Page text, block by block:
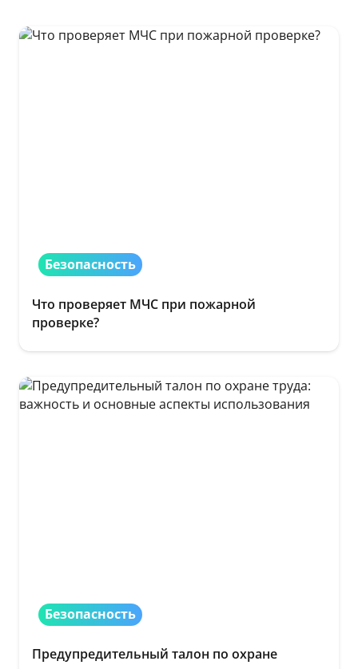
Безопасность
Что проверяет МЧС при пожарной
проверке?
Безопасность
Предупредительный талон по охране